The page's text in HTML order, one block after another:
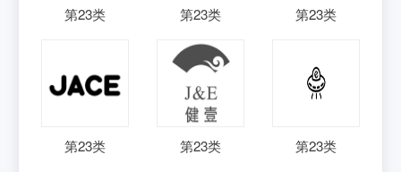
第23类 第23类 第23类
第23类 第23类 第23类